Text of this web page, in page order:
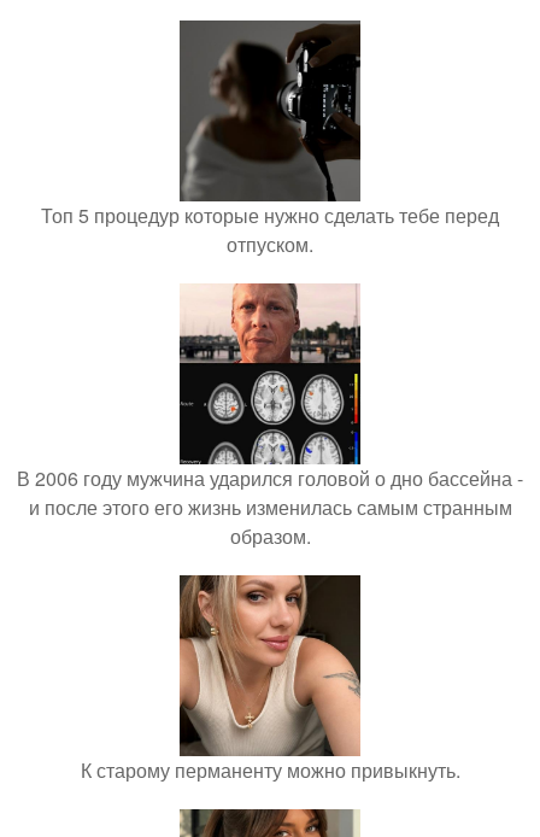
Топ 5 процедур которые нужно сделать тебе перед
отпуском.
В 2006 году мужчина ударился головой о дно бассейна -
и после этого его жизнь изменилась самым странным
образом.
К старому перманенту можно привыкнуть.